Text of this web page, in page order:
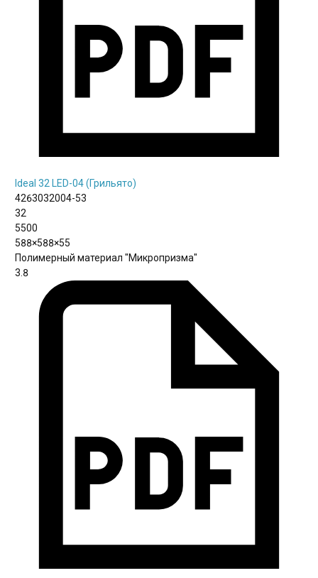
Ideal 32 LED-04 (Грильято)
4263032004-53
32
5500
588×588×55
Полимерный материал "Микропризма"
3.8